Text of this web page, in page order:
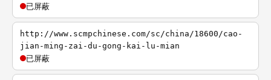
已屏蔽
http://www.scmpchinese.com/sc/china/18600/cao-
jian-ming-zai-du-gong-kai-lu-mian
已屏蔽